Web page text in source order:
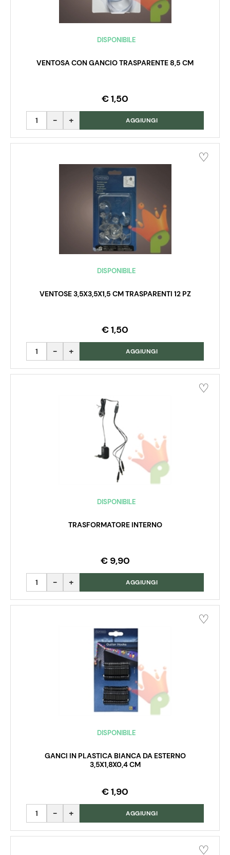
DISPONIBILE
VENTOSA CON GANCIO TRASPARENTE 8,5 CM
€ 1,50
Quantità AGGIUNGI
DISPONIBILE
VENTOSE 3,5X3,5X1,5 CM TRASPARENTI 12 PZ
€ 1,50
Quantità AGGIUNGI
DISPONIBILE
TRASFORMATORE INTERNO
€ 9,90
Quantità AGGIUNGI
DISPONIBILE
GANCI IN PLASTICA BIANCA DA ESTERNO
3,5X1,8X0,4 CM
€ 1,90
Quantità AGGIUNGI